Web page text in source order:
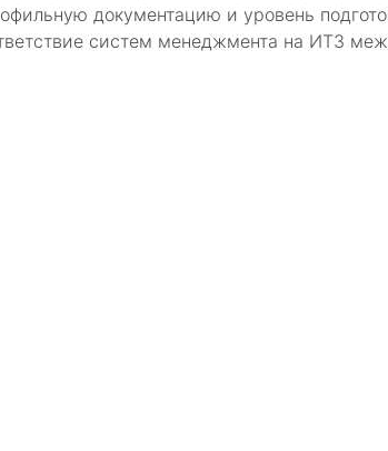
документацию и уровень
систем менеджмента на ИТЗ